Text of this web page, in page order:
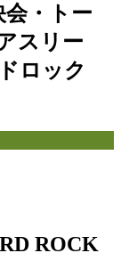
会・トー
スリー
ロック
ROCK